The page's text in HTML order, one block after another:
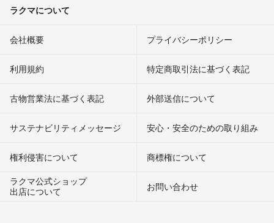
ラクマについて
会社概要 プライバシーポリシー
利用規約 特定商取引法に基づく表記
古物営業法に基づく表記 外部送信について
サステナビリティメッセージ 安心・安全のための取り組み
権利侵害について
商標権について
ラクマ公式ショップ
出店について
お問い合わせ